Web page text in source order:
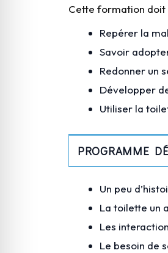
Cette formation doit
Repérer la
Savoir
Redonner un
Développer
Utiliser la
PROGRAMME
Un peu
La toilette un
Les
Le besoin de